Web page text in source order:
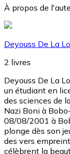
À propos de
Deyouss De La
2 livres
Deyouss De La
un étudiant en
des sciences de
Nazi Boni à
08/08/2001 à
plonge dès son
des vers
célèbrent la